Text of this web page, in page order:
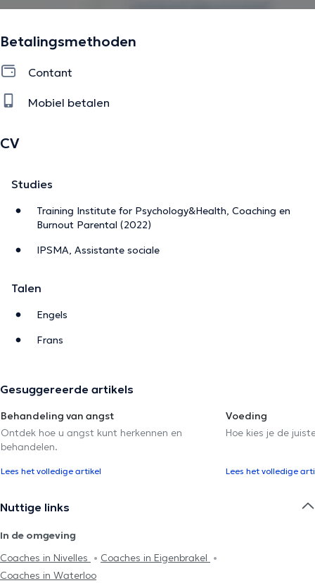
op geverifieerde informatie.
Betalingsmethoden
Contant
Mobiel betalen
CV
Studies
Training Institute for Psychology&Health, Coaching en
Burnout Parental (2022)
IPSMA, Assistante sociale
Talen
Engels
Frans
Gesuggereerde artikels
Behandeling van angst
Ontdek hoe u angst kunt herkennen en
behandelen.
Lees het volledige artikel
Voeding
Hoe kies je de
Lees het volledige
Nuttige links
In de omgeving
Coaches in Nivelles
Coaches in Eigenbrakel
Coaches in Waterloo